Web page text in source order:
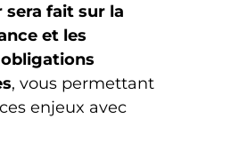
fait sur la
et les
, vous permettant
enjeux avec